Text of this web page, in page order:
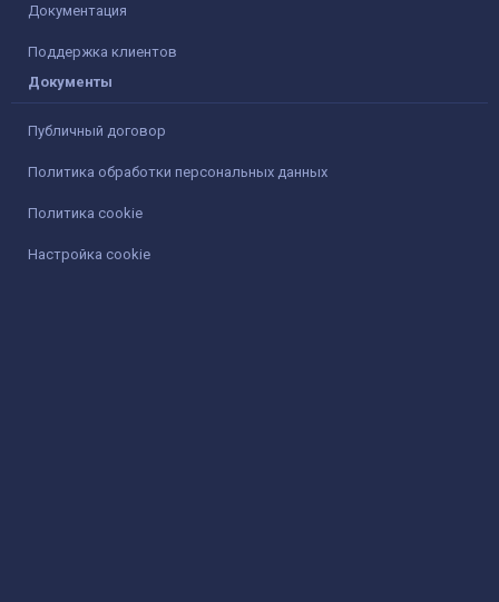
Документация
Поддержка клиентов
Документы
Публичный договор
Политика обработки персональных данных
Политика cookie
Настройка cookie